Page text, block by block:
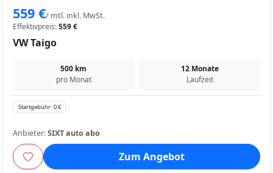
559 €/ mtl. inkl. MwSt.
Effektivpreis:559 €
VW Taigo
500 km
pro Monat
12 Monate
Laufzeit
Startgebühr: 0 €
Anbieter:SIXT auto abo
Zum Angebot